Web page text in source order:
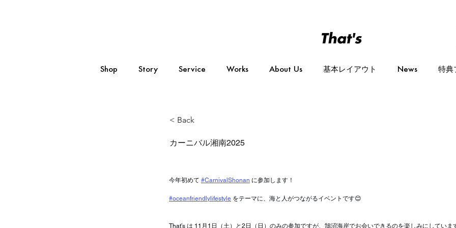
Shop Story Service Works About Us 基本レイアウト News 特典
< Back
カーニバル湘南2025
今年初めて #CarnivalShonan に参加します！
#oceanfriendlylifestyle をテーマに、海と人がつながるイベントです😊
That’s は 11月1日（土）と2日（日）のみの参加ですが、鵠沼海岸でお会いできるのを楽しみにしていま